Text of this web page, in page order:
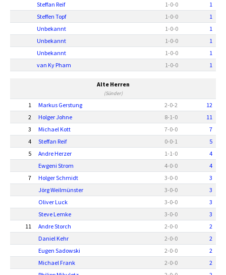
Steffan Reif
1-0-0
1
Steffen Topf
1-0-0
1
Unbekannt
1-0-0
1
Unbekannt
1-0-0
1
Unbekannt
1-0-0
1
van Ky Pham
1-0-0 1
Alte Herren
(Sünder)
1 Markus Gerstung 2-0-2
12
2
Holger Johne 8-1-0
11
3
Michael Kott 7-0-0
7
4
Steffan Reif 0-0-1
5
5
Andre Herzer 1-1-0
4
Ewgeni Strom
4-0-0
4
7
Holger Schmidt 3-0-0
3
Jörg Weilmünster
3-0-0
3
Oliver Luck
3-0-0
3
Steve Lemke
3-0-0
3
11
Andre Storch 2-0-0
2
Daniel Kehr
2-0-0
2
Eugen Sadowski
2-0-0
2
Michael Frank
2-0-0
2